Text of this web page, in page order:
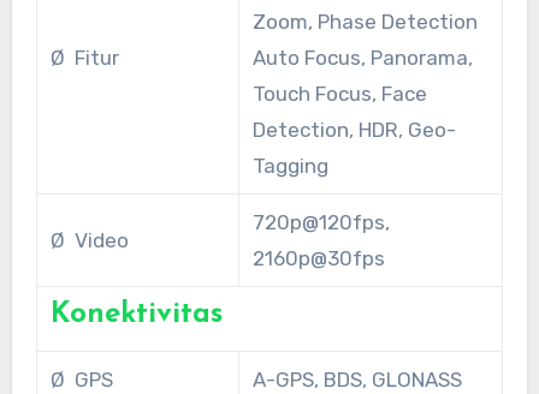
Ø Fitur
Zoom, Phase Detection
Auto Focus, Panorama,
Touch Focus, Face
Detection, HDR, Geo-
Tagging
Ø Video
720p@120fps,
2160p@30fps
Konektivitas
Ø GPS A-GPS, BDS, GLONASS